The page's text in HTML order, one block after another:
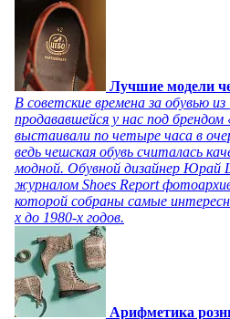
Лучшие модели
В советские времена за обувью из
продававшейся у нас под
выстаивали по четыре часа в
ведь чешская обувь считалась
модной. Обувной дизайнер Юрай
журналом Shoes Report
которой собраны самые
х до 1980-х годов.
Арифметика